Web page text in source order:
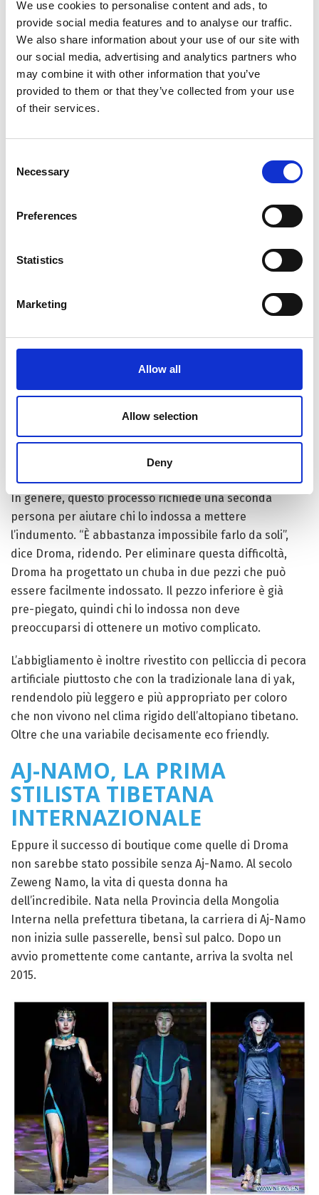
We use cookies to personalise content and ads, to
provide social media features and to analyse our traffic.
We also share information about your use of our site with
our social media, advertising and analytics partners who
may combine it with other information that you’ve
provided to them or that they’ve collected from your use
of their services.
Selection
Necessary
Preferences
Statistics
Marketing
Allow all
Allow selection
Deny
questo stile di abbigliamento”. Droma propone ad
esempio un chupa più facile da indossare.
Nelle interviste con diverse dozzine di giovani tibetani,
Droma ha scoperto che il motivo principale per cui gli
intervistati evitano l’abbigliamento è perché è
“Normalmente, un chuba è modellato da un unico pezzo
di stoffa che viene poi piegato e legato in un indumento
per tutto il corpo. Particolarmente complicata è la
distintivo a seconda della parte del Tibet di provenienza
In genere, questo processo richiede una seconda
persona per aiutare chi lo indossa a mettere
l’indumento. “È abbastanza impossibile farlo da soli”,
dice Droma, ridendo. Per eliminare questa difficoltà,
Droma ha progettato un chuba in due pezzi che può
essere facilmente indossato. Il pezzo inferiore è già
pre-piegato, quindi chi lo indossa non deve
preoccuparsi di ottenere un motivo complicato.
L’abbigliamento è inoltre rivestito con pelliccia di pecora
artificiale piuttosto che con la tradizionale lana di yak,
rendendolo più leggero e più appropriato per coloro
che non vivono nel clima rigido dell’altopiano tibetano.
Oltre che una variabile decisamente eco friendly.
AJ-NAMO, LA PRIMA
STILISTA TIBETANA
INTERNAZIONALE
Eppure il successo di boutique come quelle di Droma
non sarebbe stato possibile senza Aj-Namo. Al secolo
Zeweng Namo, la vita di questa donna ha
dell’incredibile. Nata nella Provincia della Mongolia
Interna nella prefettura tibetana, la carriera di Aj-Namo
non inizia sulle passerelle, bensì sul palco. Dopo un
avvio promettente come cantante, arriva la svolta nel
2015.